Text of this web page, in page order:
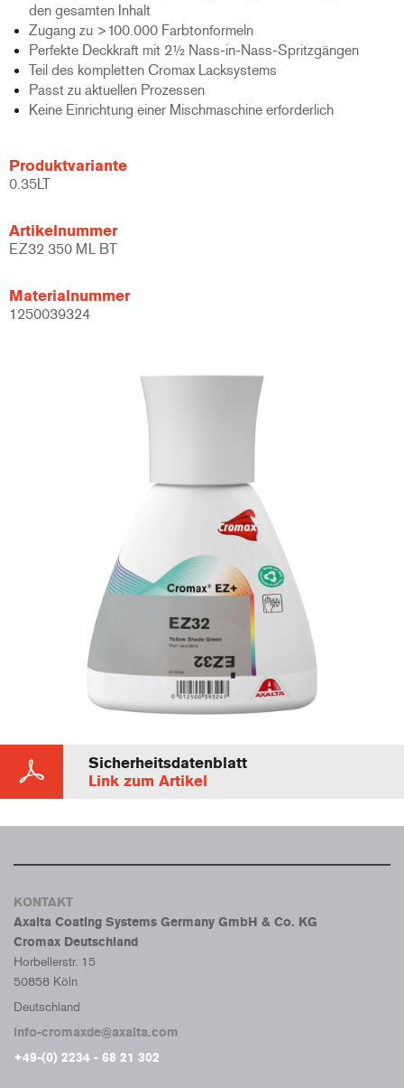
den gesamten Inhalt
Zugang zu >100.000 Farbtonformeln
Perfekte Deckkraft mit 2½ Nass-in-Nass-Spritzgängen
Teil des kompletten Cromax Lacksystems
Passt zu aktuellen Prozessen
Keine Einrichtung einer Mischmaschine erforderlich
Produktvariante
0.35LT
Artikelnummer
EZ32 350 ML BT
Materialnummer
1250039324
Sicherheitsdatenblatt
Link zum Artikel
KONTAKT
Axalta Coating Systems Germany GmbH & Co. KG
Cromax Deutschland
Horbellerstr. 15
50858 Köln
Deutschland
info-cromaxde@axalta.com
+49-(0) 2234 - 68 21 302